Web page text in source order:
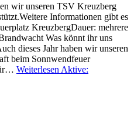
wir unseren TSV Kreuzberg
Informationen gibt es
KreuzbergDauer: mehrere
Was könnt ihr uns
dieses Jahr haben wir unseren
beim Sonnwendfeuer
Weiterlesen Aktive: